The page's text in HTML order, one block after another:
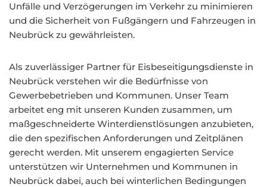
Unfälle und Verzögerungen im Verkehr zu minimieren
und die Sicherheit von Fußgängern und Fahrzeugen in
Neubrück zu gewährleisten.
Als zuverlässiger Partner für Eisbeseitigungsdienste in
Neubrück verstehen wir die Bedürfnisse von
Gewerbebetrieben und Kommunen. Unser Team
arbeitet eng mit unseren Kunden zusammen, um
maßgeschneiderte Winterdienstlösungen anzubieten,
die den spezifischen Anforderungen und Zeitplänen
gerecht werden. Mit unserem engagierten Service
unterstützen wir Unternehmen und Kommunen in
Neubrück dabei, auch bei winterlichen Bedingungen